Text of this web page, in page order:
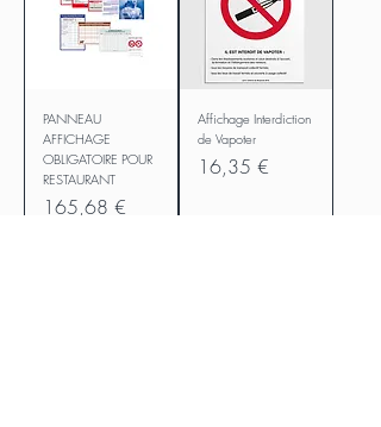
PANNEAU
AFFICHAGE
OBLIGATOIRE POUR
RESTAURANT
Prix
165,68 €
Affichage Interdiction
de Vapoter
Prix
16,35 €